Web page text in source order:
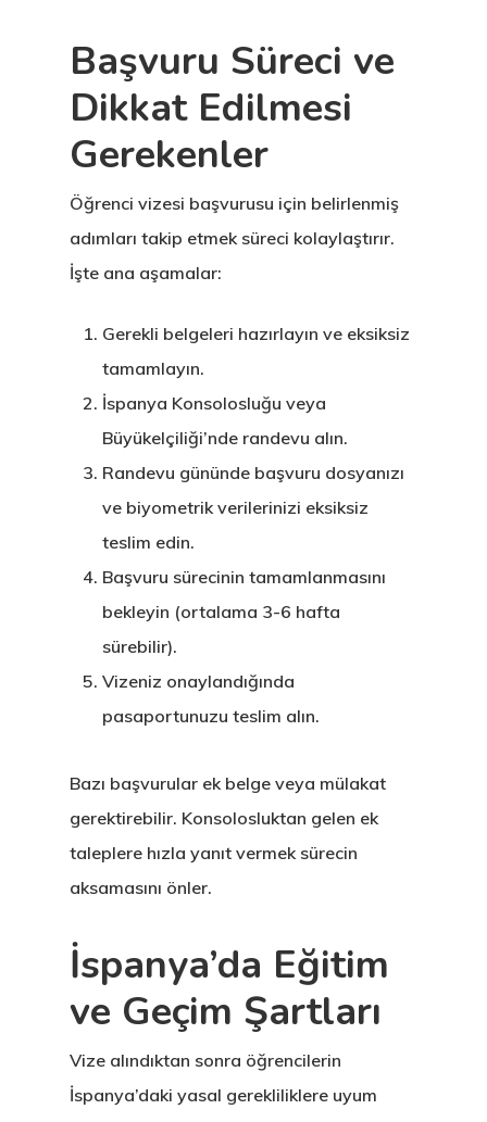
Başvuru Süreci ve
Dikkat Edilmesi
Gerekenler
Öğrenci vizesi başvurusu için belirlenmiş
adımları takip etmek süreci kolaylaştırır.
İşte ana aşamalar:
Gerekli belgeleri hazırlayın ve eksiksiz
tamamlayın.
İspanya Konsolosluğu veya
Büyükelçiliği’nde randevu alın.
Randevu gününde başvuru dosyanızı
ve biyometrik verilerinizi eksiksiz
teslim edin.
Başvuru sürecinin tamamlanmasını
bekleyin (ortalama 3-6 hafta
sürebilir).
Vizeniz onaylandığında
pasaportunuzu teslim alın.
Bazı başvurular ek belge veya mülakat
gerektirebilir. Konsolosluktan gelen ek
taleplere hızla yanıt vermek sürecin
aksamasını önler.
İspanya’da Eğitim
ve Geçim Şartları
Vize alındıktan sonra öğrencilerin
İspanya’daki yasal gerekliliklere uyum
Avrupa Birliği
Çalışma İzni
Talebi
Estonya
Yatırımcı
Estonya
Kuruluşu
Estonya